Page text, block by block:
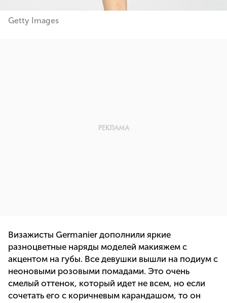
Getty Images
Визажисты Germanier дополнили яркие
разноцветные наряды моделей макияжем с
акцентом на губы. Все девушки вышли на подиум с
неоновыми розовыми помадами. Это очень
смелый оттенок, который идет не всем, но если
сочетать его с коричневым карандашом, то он